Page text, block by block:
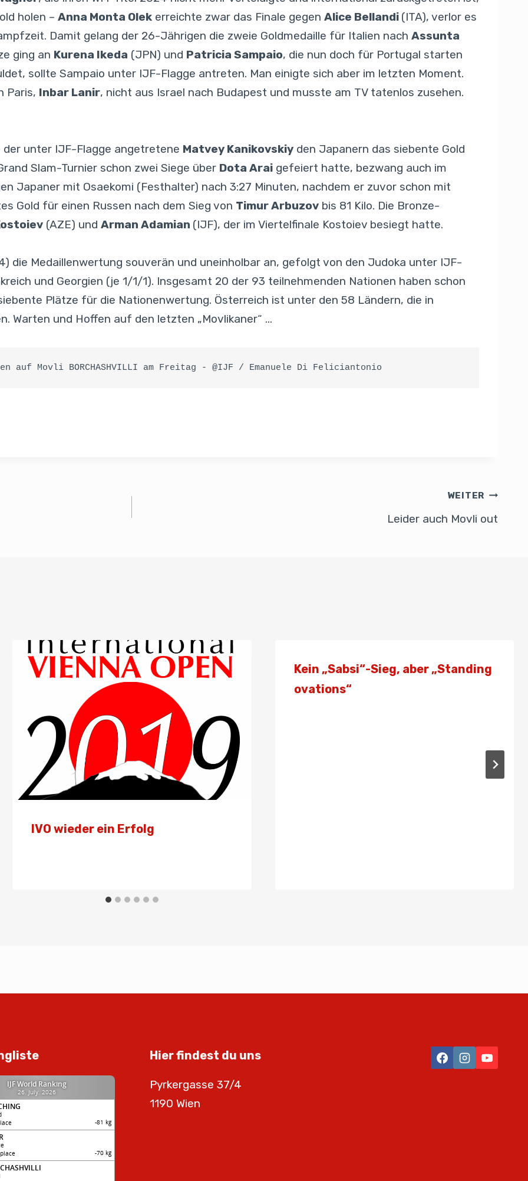
holen – Anna Monta Olek erreichte zwar das Finale gegen Alice Bellandi (ITA), verlor es
Damit gelang der 26-Jährigen die zweie Goldmedaille für Italien nach Assunta
ging an Kurena Ikeda (JPN) und Patricia Sampaio, die nun doch für Portugal starten
sollte Sampaio unter IJF-Flagge antreten. Man einigte sich aber im letzten Moment.
Paris, Inbar Lanir, nicht aus Israel nach Budapest und musste am TV tatenlos zusehen.
der unter IJF-Flagge angetretene Matvey Kanikovskiy den Japanern das siebente Gold
Slam-Turnier schon zwei Siege über Dota Arai gefeiert hatte, bezwang auch im
Japaner mit Osaekomi (Festhalter) nach 3:27 Minuten, nachdem er zuvor schon mit
Gold für einen Russen nach dem Sieg von Timur Arbuzov bis 81 Kilo. Die Bronze-
(AZE) und Arman Adamian (IJF), der im Viertelfinale Kostoiev besiegt hatte.
die Medaillenwertung souverän und uneinholbar an, gefolgt von den Judoka unter IJF-
und Georgien (je 1/1/1). Insgesamt 20 der 93 teilnehmenden Nationen haben schon
Plätze für die Nationenwertung. Österreich ist unter den 58 Ländern, die in
Warten und Hoffen auf den letzten „Movlikaner“ …
auf Movli BORCHASHVILLI am Freitag - @IJF / Emanuele Di Feliciantonio
WEITER
Leider auch Movli out
IVO wieder ein Erfolg
Kein „Sabsi“-Sieg, aber „Standing
ovations“
Hier findest du uns
Pyrkergasse 37/4
1190 Wien